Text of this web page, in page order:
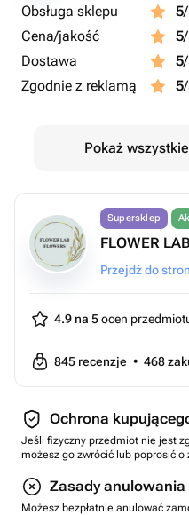
Obsługa sklepu 5
Cena/jakość
5
Dostawa
5
Zgodnie z reklamą
5
Pokaż
Supersklep
FLOWER LAB
Przejdź do
4.9 na 5ocen
845 recenzje • 468
Ochrona
Jeśli fizyczny przedmiot nie jest
możesz go zwrócić lub poprosić o
Zasady anulowania
Możesz bezpłatnie anulować